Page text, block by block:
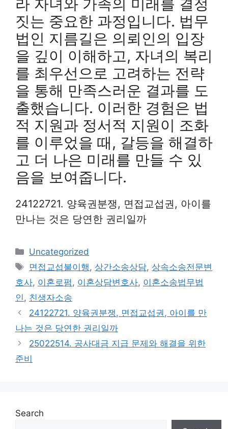
라 자녀와 가족의 미래를 결정
짓는 중요한 과정입니다. 법무
법인 지름길은 의뢰인의 입장
을 깊이 이해하고, 자녀의 복리
를 최우선으로 고려하는 전략
을 통해 만족스러운 결과를 도
출했습니다. 이러한 경험은 법
적 지원과 정서적 지원이 조화
를 이루었을 때, 갈등을 해결하
고 더 나은 미래를 만들 수 있
음을 보여줍니다.
24122721. 양육권분쟁, 면접교섭권, 아이를
만나는 것은 당연한 권리일까
Categories
Uncategorized
Tags
면접교섭불이행 , 상간소송상담, 상속소송전문변
호사, 이혼로펌 , 이혼상담변호사, 이혼소송법무법
인 , 친생자소송
24122721. 양육권분쟁, 면접교섭권, 아이를 만
나는 것은 당연한 권리일까
25022514. 공사대금 지급 문제와 해결을 위한
준비
Search